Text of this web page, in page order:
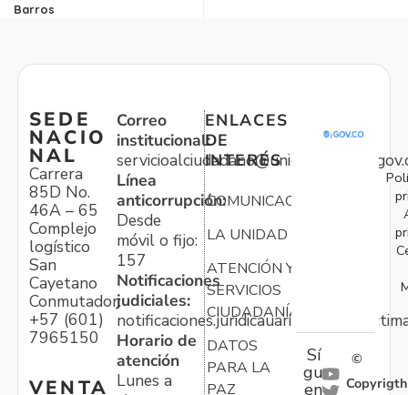
Barros
SEDE
NACIO
NAL
Carrera
85D No.
46A – 65
Complejo
logístico
San
Cayetano
Conmutador:
+57 (601)
7965150
VENTA
Correo
institucional:
Línea
anticorrupción:
Desde
móvil o fijo:
157
Notificaciones
judiciales:
Horario de
atención
Lunes a
ENLACES
DE
INTERÉS
COMUNICACIONES
LA UNIDAD
ATENCIÓN Y
SERVICIOS
CIUDADANÍA
DATOS
PARA LA
PAZ
Sí
gu
en
©
Copyrigth